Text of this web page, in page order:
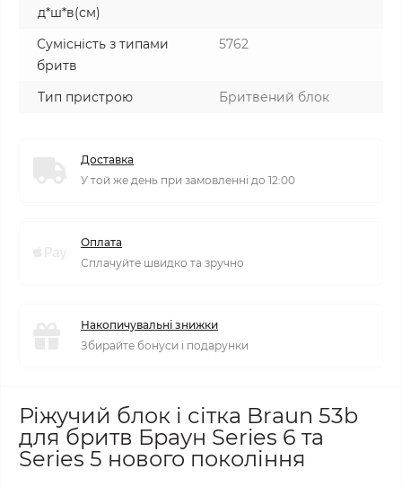
д*ш*в(см)
Сумісність з типами
бритв
5762
Тип пристрою Бритвений блок
Доставка
У той же день при замовленні до 12:00
Оплата
Сплачуйте швидко та зручно
Накопичувальні знижки
Збирайте бонуси і подарунки
Ріжучий блок і сітка Braun 53b
для бритв Браун Series 6 та
Series 5 нового покоління